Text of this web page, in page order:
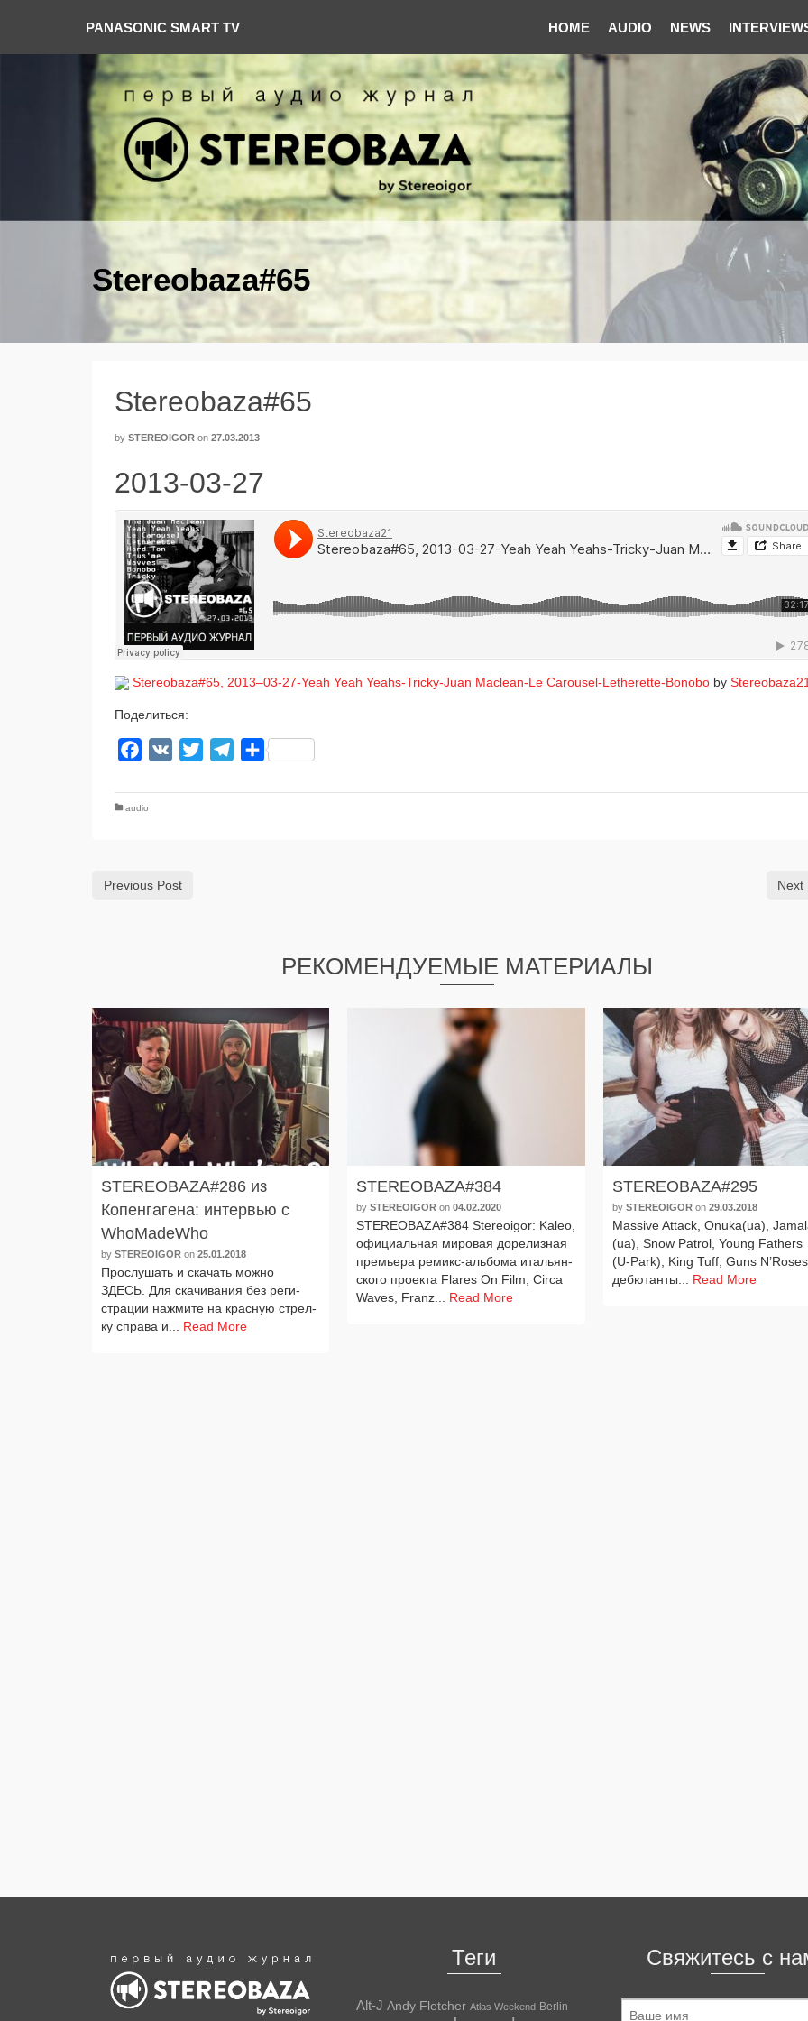
PANASONIC SMART TV HOME AUDIO NEWS
Stereobaza#65
Stereobaza#65
by STEREOIGOR on 27.03.2013
2013-03-27
Stereobaza#65, 2013–03-27-Yeah Yeah Yeahs-Tricky-Juan Maclean-Le Carousel-Letherette-Bonobo by Stereobaza21
Поделиться:
Facebook
VK Twitter TelegramОтправить
audio
Previous Post Next
РЕКОМЕНДУЕМЫЕ МАТЕРИАЛЫ
STEREOBAZA#286 из
Копенгагена: интервью с
WhoMadeWho
by STEREOIGOR on 25.01.2018
Прослушать и ска­чать мож­но
ЗДЕСЬ. Для ска­чи­ва­ния без реги­
стра­ции нажми­те на крас­ную стрел­
ку спра­ва и... Read More
STEREOBAZA#384
bySTEREOIGOR on04.02.2020
STEREOBAZA#384 Stereoigor: Kaleo,
офи­ци­аль­ная миро­вая доре­лиз­ная
пре­мье­ра ремикс-альбома ита­льян­
ско­го про­ек­та Flares On Film, Circa
Waves, Franz... Read More
STEREOBAZA#295
by STEREOIGOR on 29.03.2018
Massive Attack, Onuka(ua),
(ua), Snow Patrol, Young Fathers
(U‑Park), King Tuff, Guns N’Roses,
дебю­тан­ты... Read More
Теги
Alt-J Andy Fletcher Atlas Weekend Berlin
Свяжитесь с